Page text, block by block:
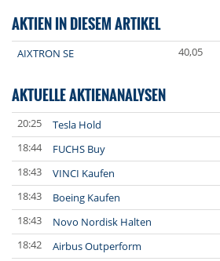
AKTIEN IN DIESEM ARTIKEL
AIXTRON SE 40,05
AKTUELLE AKTIENANALYSEN
20:25 Tesla Hold
18:44
FUCHS Buy
18:43
VINCI Kaufen
18:43
Boeing Kaufen
18:43
Novo Nordisk Halten
18:42
Airbus Outperform